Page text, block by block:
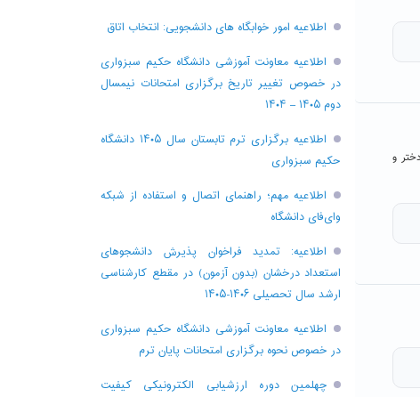
دختر و
اطلاعیه امور خوابگاه های دانشجویی: انتخاب اتاق
اطلاعیه معاونت آموزشی دانشگاه حکیم سبزواری
در خصوص تغییر تاریخ برگزاری امتحانات نیمسال
دوم ۱۴۰۵ – ۱۴۰۴
اطلاعیه برگزاری ترم تابستان سال ۱۴۰۵ دانشگاه
حکیم سبزواری
اطلاعیه مهم؛ راهنمای اتصال و استفاده از شبکه
وای‌فای دانشگاه
اطلاعیه: تمدید فراخوان پذیرش دانشجو‌های
استعداد درخشان (بدون آزمون) در مقطع کارشناسی
ارشد سال تحصیلی ۱۴۰۶-۱۴۰۵
اطلاعیه معاونت آموزشی دانشگاه حکیم سبزواری
در خصوص نحوه برگزاری امتحانات پایان ترم
چهلمین دوره ارزشیابی الکترونیکی کیفیت